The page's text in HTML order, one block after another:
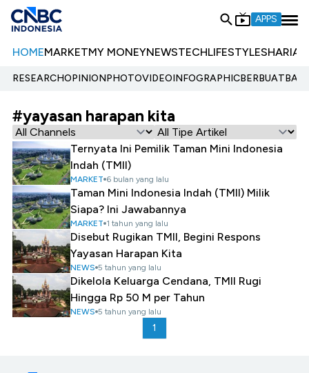
APPS
HOMEMARKETMY MONEYNEWSTECHLIFESTYLESHARIA
RESEARCHOPINIONPHOTOVIDEOINFOGRAPHIC
#yayasan harapan kita
Ternyata Ini Pemilik Taman Mini Indonesia
Indah (TMII)
MARKET 6 bulan yang lalu
Taman Mini Indonesia Indah (TMII) Milik
Siapa? Ini Jawabannya
MARKET 1 tahun yang lalu
Disebut Rugikan TMII, Begini Respons
Yayasan Harapan Kita
NEWS 5 tahun yang lalu
Dikelola Keluarga Cendana, TMII Rugi
Hingga Rp 50 M per Tahun
NEWS 5 tahun yang lalu
1